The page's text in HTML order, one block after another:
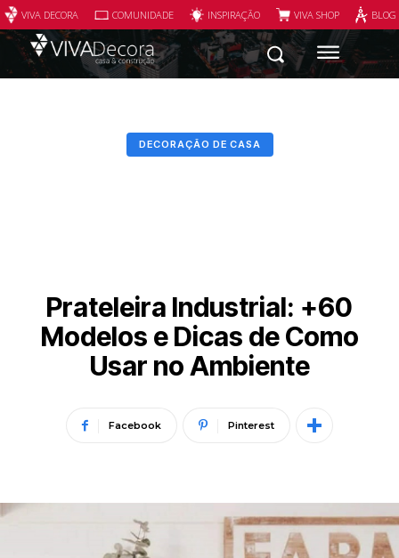
VIVA DECORA COMUNIDADE INSPIRAÇÃO VIVA SHOP
DECORAÇÃO DE CASA
Prateleira Industrial: +60
Modelos e Dicas de Como
Usar no Ambiente
Facebook Pinterest